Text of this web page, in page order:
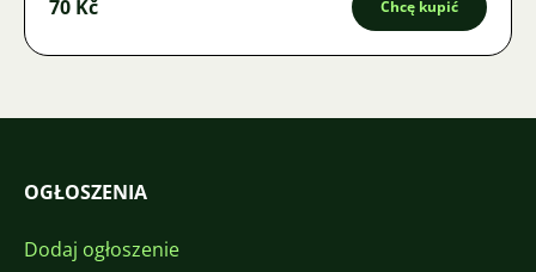
70 Kč Chcę kupić
OGŁOSZENIA
Dodaj ogłoszenie